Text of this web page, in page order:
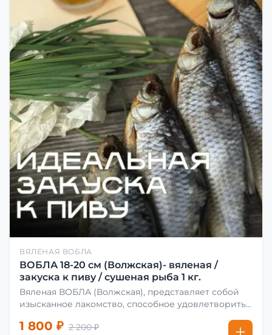
ВЯЛЕНАЯ ВОБЛА
ВОБЛА 18-20 см (Волжская)- вяленая /
закуска к пиву / сушеная рыба 1 кг.
Вяленая ВОБЛА (Волжская), представляет собой
изысканное лакомство, способное удовлетворить
сделать вяленую воблу, её сначала хорошо солят.
1 800 ₽ 2 200 ₽